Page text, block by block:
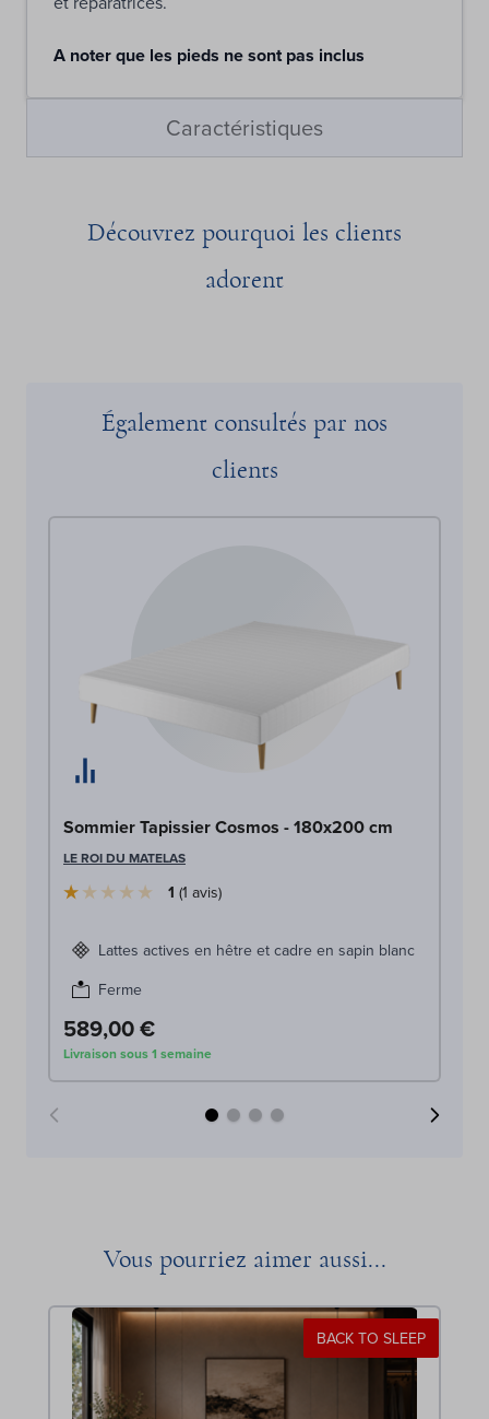
A noter que les pieds ne sont pas inclus
Caractéristiques
Découvrez pourquoi les clients
adorent
Également consultés par nos
clients
Sommier Tapissier Cosmos - 180x200 cm
LE ROI DU MATELAS
1 1 avis
Lattes actives en hêtre et cadre en sapin blanc
Ferme
589,00 €
Livraison sous 1 semaine
Vous pourriez aimer aussi...
BACK TO SLEEP